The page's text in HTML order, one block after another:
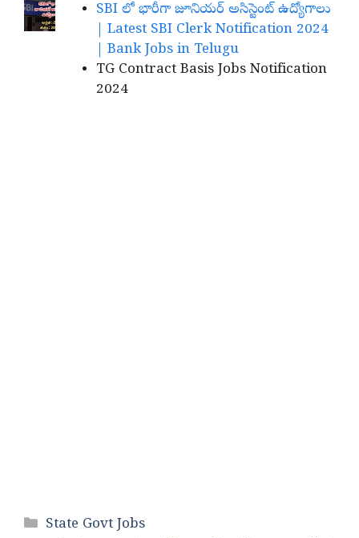
SBI లో భారీగా జూనియర్ అసిస్టెంట్ ఉద్యోగాలు
| Latest SBI Clerk Notification 2024
| Bank Jobs in Telugu
TG Contract Basis Jobs Notification
2024
Categories
State Govt Jobs